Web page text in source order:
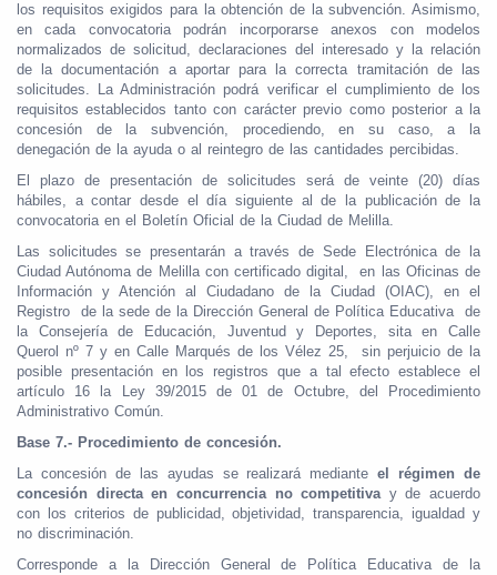
los requisitos exigidos para la obtención de la subvención. Asimismo,
en cada convocatoria podrán incorporarse anexos con modelos
normalizados de solicitud, declaraciones del interesado y la relación
de la documentación a aportar para la correcta tramitación de las
solicitudes. La Administración podrá verificar el cumplimiento de los
requisitos establecidos tanto con carácter previo como posterior a la
concesión de la subvención, procediendo, en su caso, a la
denegación de la ayuda o al reintegro de las cantidades percibidas.
El plazo de presentación de solicitudes será de veinte (20) días
hábiles, a contar desde el día siguiente al de la publicación de la
convocatoria en el Boletín Oficial de la Ciudad de Melilla.
Las solicitudes se presentarán a través de Sede Electrónica de la
Ciudad Autónoma de Melilla con certificado digital, en las Oficinas de
Información y Atención al Ciudadano de la Ciudad (OIAC), en el
Registro de la sede de la Dirección General de Política Educativa de
la Consejería de Educación, Juventud y Deportes, sita en Calle
Querol nº 7 y en Calle Marqués de los Vélez 25, sin perjuicio de la
posible presentación en los registros que a tal efecto establece el
artículo 16 la Ley 39/2015 de 01 de Octubre, del Procedimiento
Administrativo Común.
Base 7.- Procedimiento de concesión.
La concesión de las ayudas se realizará medianteel régimen de
concesión directa en concurrencia no competitiva y de acuerdo
con los criterios de publicidad, objetividad, transparencia, igualdad y
no discriminación.
Corresponde a la Dirección General de Política Educativa de la